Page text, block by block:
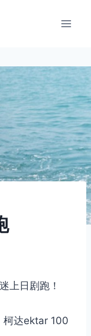
上日剧跑！
柯达ektar 100